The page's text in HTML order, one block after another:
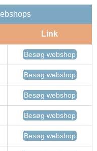
Link
Besøg webshop
Besøg webshop
Besøg webshop
Besøg webshop
Besøg webshop